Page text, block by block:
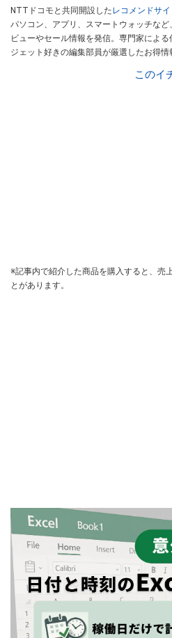
NTTドコモと共同開設したレコメンドサイ
パソコン、アプリ、スマートウォッチな
ビューやセール情報を発信。専門家によ
ジェット好きの編集部員が厳選したお得情
このイ
※記事内で紹介した商品を購入すると、売
とがあります。